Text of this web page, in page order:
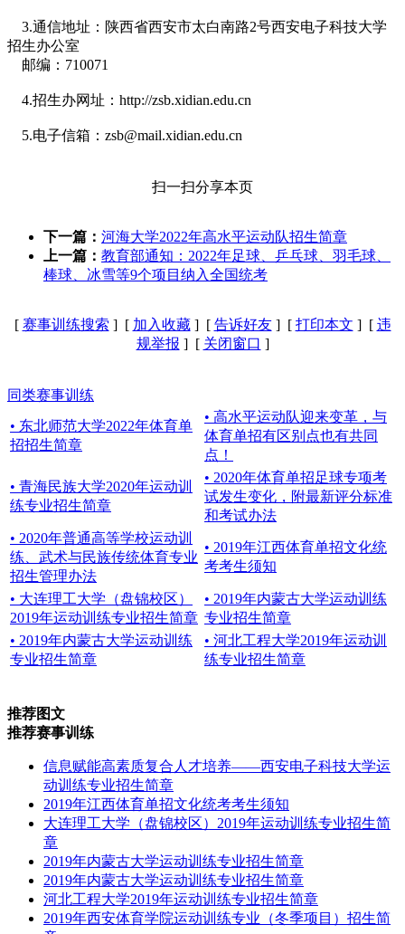
3.通信地址：陕西省西安市太白南路2号西安电子科技大学
招生办公室
邮编：710071
4.招生办网址：http://zsb.xidian.edu.cn
5.电子信箱：zsb@mail.xidian.edu.cn
扫一扫分享本页
下一篇： 河海大学2022年高水平运动队招生简章
上一篇： 教育部通知：2022年足球、乒乓球、羽毛球、
棒球、冰雪等9个项目纳入全国统考
[ 赛事训练搜索 ] [ 加入收藏] [ 告诉好友] [ 打印本文 ] [ 违
规举报 ] [ 关闭窗口 ]
同类赛事训练
• 东北师范大学2022年体育单
招招生简章
• 高水平运动队迎来变革，与
体育单招有区别点也有共同
点！
• 青海民族大学2020年运动训
练专业招生简章
• 2020年体育单招足球专项考
试发生变化，附最新评分标准
和考试办法
• 2020年普通高等学校运动训
练、武术与民族传统体育专业
招生管理办法
• 2019年江西体育单招文化统
考考生须知
• 大连理工大学（盘锦校区）
2019年运动训练专业招生简章
• 2019年内蒙古大学运动训练
专业招生简章
• 2019年内蒙古大学运动训练
专业招生简章
• 河北工程大学2019年运动训
练专业招生简章
推荐图文
推荐赛事训练
信息赋能高素质复合人才培养——西安电子科技大学运
动训练专业招生简章
2019年江西体育单招文化统考考生须知
大连理工大学（盘锦校区）2019年运动训练专业招生简
章
2019年内蒙古大学运动训练专业招生简章
2019年内蒙古大学运动训练专业招生简章
河北工程大学2019年运动训练专业招生简章
2019年西安体育学院运动训练专业（冬季项目）招生简